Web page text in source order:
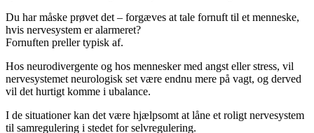
Du har måske prøvet det – forgæves at tale fornuft til et menneske,
hvis nervesystem er alarmeret?
Fornuften preller typisk af.
Hos neurodivergente og hos mennesker med angst eller stress, vil
nervesystemet neurologisk set være endnu mere på vagt, og derved
vil det hurtigt komme i ubalance.
I de situationer kan det være hjælpsomt at låne et roligt nervesystem
til samregulering i stedet for selvregulering.